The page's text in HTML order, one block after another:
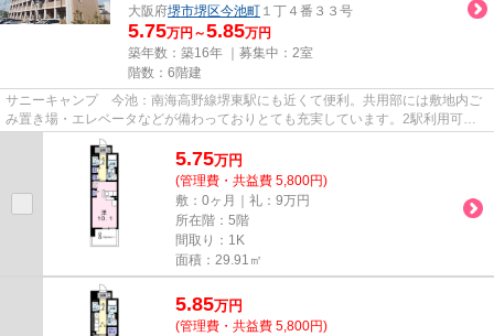
大阪府堺市堺区今池町 １丁４番３３号
5.75万円～5.85万円
築年数：築16年 ｜募集中： 2室
階数：6階建
サニーキャンプ 今池：南海高野線堺東駅にも近くて便利。共用部には敷地内ご
み置き場・エレベータなどが備わっておりとても充実しています。2駅利用可能
でアクセスの良い物件です。造...
5.75万円
(管理費・共益費 5,800円)
敷：0ヶ月｜礼：9万円
所在階：5階
間取り：1K
面積：29.91㎡
5.85万円
(管理費・共益費 5,800円)